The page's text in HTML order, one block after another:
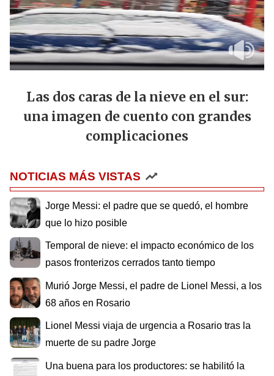
Las dos caras de la nieve en el sur:
una imagen de cuento con grandes
complicaciones
NOTICIAS MÁS VISTAS
Jorge Messi: el padre que se quedó, el hombre
que lo hizo posible
Temporal de nieve: el impacto económico de los
pasos fronterizos cerrados tanto tiempo
Murió Jorge Messi, el padre de Lionel Messi, a los
68 años en Rosario
Lionel Messi viaja de urgencia a Rosario tras la
muerte de su padre Jorge
Una buena para los productores: se habilitó la